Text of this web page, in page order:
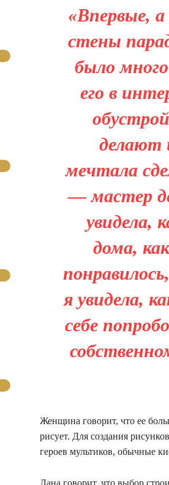
«Впервые, а
стены
было
его в
делают
мечтала
— мастер
увидела,
дома,
я увидела,
себе
Женщина говорит, что ее
рисует. Для создания
героев мультиков, обычные